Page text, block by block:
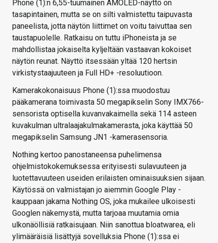
Phone (1):n 6,55-tuumainen AMOLED-näyttö on
tasapintainen, mutta se on silti valmistettu taipuvasta
paneelista, jotta näytön liittimet on voitu taivuttaa sen
taustapuolelle. Ratkaisu on tuttu iPhoneista ja se
mahdollistaa jokaiselta kyljeltään vastaavan kokoiset
näytön reunat. Näyttö itsessään yltää 120 hertsin
virkistystaajuuteen ja Full HD+ -resoluutioon.
Kamerakokonaisuus Phone (1):ssa muodostuu
pääkamerana toimivasta 50 megapikselin Sony IMX766-
sensorista optisella kuvanvakaimella sekä 114 asteen
kuvakulman ultralaajakulmakamerasta, joka käyttää 50
megapikselin Samsung JN1 -kamerasensoria.
Nothing kertoo panostaneensa puhelimensa
ohjelmistokokemuksessa erityisesti sulavuuteen ja
luotettavuuteen useiden erilaisten ominaisuuksien sijaan.
Käytössä on valmistajan jo aiemmin Google Play -
kauppaan jakama Nothing OS, joka mukailee ulkoisesti
Googlen näkemystä, mutta tarjoaa muutamia omia
ulkonäöllisiä ratkaisujaan. Niin sanottua bloatwarea, eli
ylimääräisiä lisättyjä sovelluksia Phone (1):ssa ei